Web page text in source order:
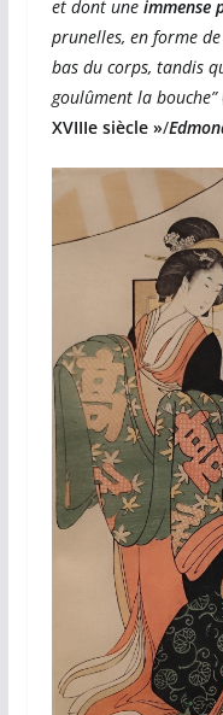
et dont une immense
prunelles, en forme
bas du corps, tandis
goulûment la bouche”
XVIIIe siècle »/